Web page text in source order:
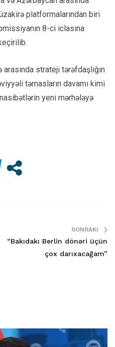
platformalarından biri
8-ci iclasına
strateji tərəfdaşlığın
təmasların davamı kimi
yeni mərhələyə
SONRAKI
“Bakıdakı Berlin dönəri üçün
çox darıxacağam”